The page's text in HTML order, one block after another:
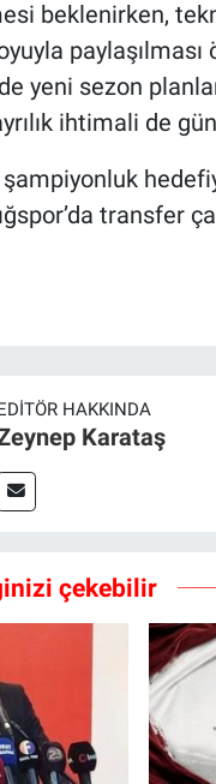
beklenirken,
yeni sezon
ihtimali de
transfer
HAKKINDA
Karataş
çekebilir